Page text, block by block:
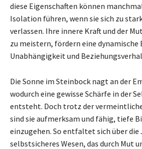
diese Eigenschaften können
Isolation führen, wenn sie sich zu
verlassen. Ihre innere Kraft und der
zu meistern, fördern eine dynamische
Unabhängigkeit und
Die Sonne im Steinbock nagt an der
wodurch eine gewisse Schärfe in der
entsteht. Doch trotz der
sind sie aufmerksam und fähig, tiefe
einzugehen. So entfaltet sich über die
selbstsicheres Wesen, das durch Mut